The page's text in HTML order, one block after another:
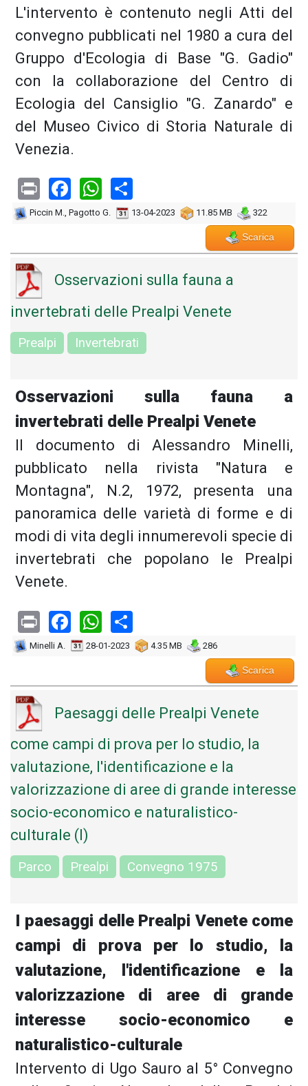
L'intervento è contenuto negli Atti del
convegno pubblicati nel 1980 a cura del
Gruppo d'Ecologia di Base "G. Gadio"
con la collaborazione del Centro di
Ecologia del Cansiglio "G. Zanardo" e
del Museo Civico di Storia Naturale di
Venezia.
PrintFacebook
WhatsApp
Piccin M., Pagotto G. 13-04-2023 11.85 MB 322
Scarica
Osservazioni sulla fauna a
invertebrati delle Prealpi Venete
Prealpi Invertebrati
Osservazioni sulla fauna a
invertebrati delle Prealpi Venete
Il documento di Alessandro Minelli,
pubblicato nella rivista "Natura e
Montagna", N.2, 1972, presenta una
panoramica delle varietà di forme e di
modi di vita degli innumerevoli specie di
invertebrati che popolano le Prealpi
Venete.
PrintFacebook
WhatsApp
Minelli A. 28-01-2023 4.35 MB 286
Scarica
Paesaggi delle Prealpi Venete
come campi di prova per lo studio, la
valutazione, l'identificazione e la
valorizzazione di aree di grande interesse
socio-economico e naturalistico-
culturale (I)
Parco Prealpi Convegno 1975
I paesaggi delle Prealpi Venete come
campi di prova per lo studio, la
valutazione, l'identificazione e la
valorizzazione di aree di grande
interesse socio-economico e
naturalistico-culturale
Intervento di Ugo Sauro al 5° Convegno